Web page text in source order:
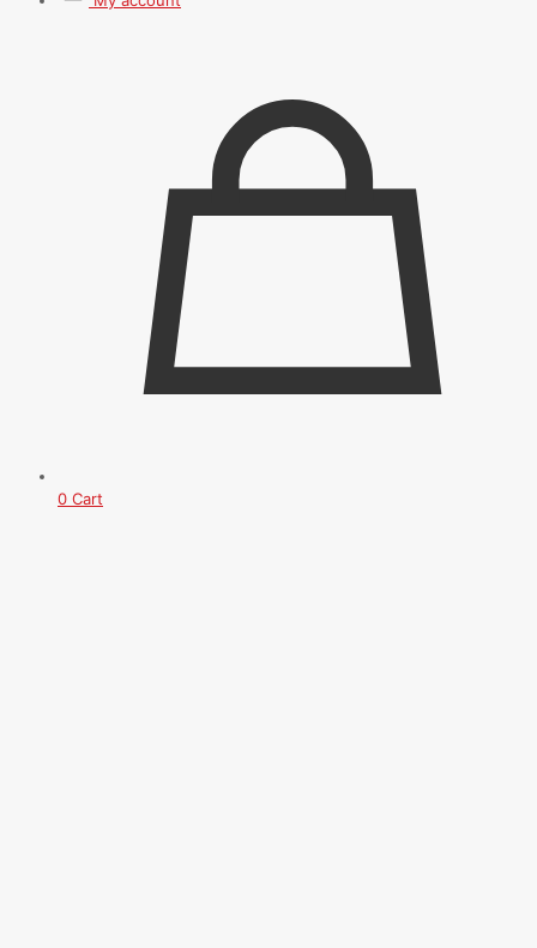
0 Cart